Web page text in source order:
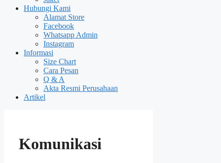
Hubungi Kami
Alamat Store
Facebook
Whatsapp Admin
Instagram
Informasi
Size Chart
Cara Pesan
Q & A
Akta Resmi Perusahaan
Artikel
Komunikasi